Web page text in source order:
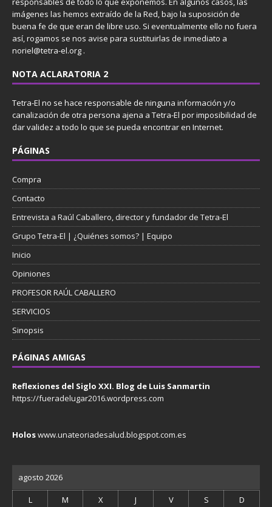
imágenes las hemos extraído de la Red, bajo la suposición de
buena fe de que eran de libre uso. Si eventualmente ello no fuera
así, rogamos se nos avise para sustituirlas de inmediato a
noriel@tetra-el.org .
NOTA ACLARATORIA 2
Tetra-El no se hace responsable de ninguna información y/o
canalización de otra persona ajena a Tetra-El por imposibilidad de
dar validez a todo lo que se pueda encontrar en Internet.
PÁGINAS
Compra
Contacto
Entrevista a Raúl Caballero, director y fundador de Tetra-El
Grupo Tetra-El | ¿Quiénes somos? | Equipo
Inicio
Opiniones
PROFESOR RAÚL CABALLERO
SERVICIOS
Sinopsis
PÁGINAS AMIGAS
Reflexiones del Siglo XXI. Blog de Luis Sanmartin
https://fueradelugar2016.wordpress.com
Holoswww.unateoriadesalud.blogspot.com.es
agosto 2026
L M X J V S D